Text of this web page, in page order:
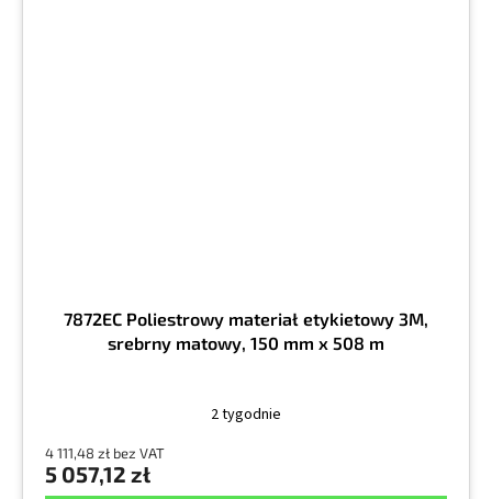
7872EC Poliestrowy materiał etykietowy 3M,
srebrny matowy, 150 mm x 508 m
2 tygodnie
4 111,48 zł bez VAT
5 057,12 zł